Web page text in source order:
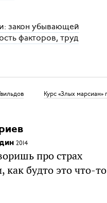
закон убывающей
факторов, труд
Курс «Злых
2014
про страх
как будто это что-то